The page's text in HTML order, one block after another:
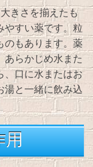
きさを揃えたも
やすい薬です。粒
のもあります。薬
あらかじめ水また
、口に水またはお
湯と一緒に飲み込
用